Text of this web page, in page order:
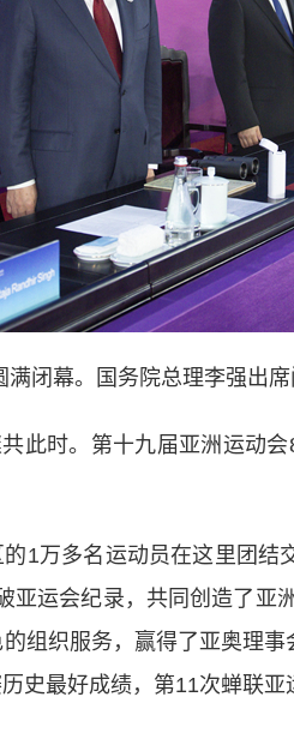
幕。国务院总理李强出席
时。第十九届亚洲运动会
万多名运动员在这里团结
运会纪录，共同创造了亚
组织服务，赢得了亚奥理
史最好成绩，第11次蝉联亚